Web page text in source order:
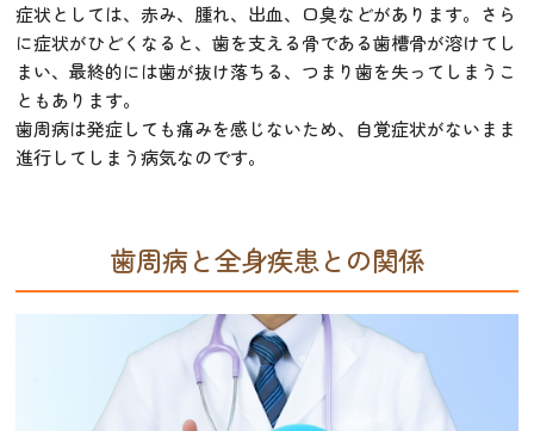
症状としては、赤み、腫れ、出血、口臭などがあります。さら
に症状がひどくなると、歯を支える骨である歯槽骨が溶けてし
まい、最終的には歯が抜け落ちる、つまり歯を失ってしまうこ
ともあります。
歯周病は発症しても痛みを感じないため、自覚症状がないまま
進行してしまう病気なのです。
歯周病と全身疾患との関係